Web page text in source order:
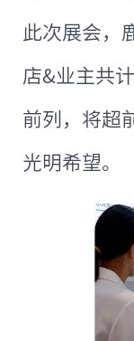
此次展会，
店&业主共
前列，将超
光明希望。